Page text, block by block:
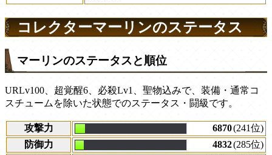
コレクターマーリンのステータス
マーリンのステータスと順位
URLv100、超覚醒6、必殺Lv1、聖物込みで、装備・通常コ
スチュームを除いた状態でのステータス・闘級です。
攻撃力 6870(241位)
防御力
4832(285位)